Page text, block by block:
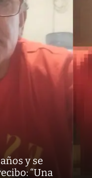
y se
“Una